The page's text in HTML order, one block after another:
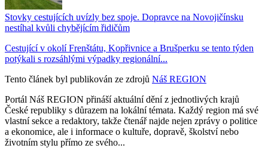
Stovky cestujících uvízly bez spoje. Dopravce na Novojičínsku
nestíhal kvůli chybějícím řidičům
Cestující v okolí Frenštátu, Kopřivnice a Brušperku se tento týden
potýkali s rozsáhlými výpadky regionální...
Tento článek byl publikován ze zdrojů Náš REGION
Portál Náš REGION přináší aktuální dění z jednotlivých krajů
České republiky s důrazem na lokální témata. Každý region má své
vlastní sekce a redaktory, takže čtenář najde nejen zprávy o politice
a ekonomice, ale i informace o kultuře, dopravě, školství nebo
životním stylu přímo ze svého...